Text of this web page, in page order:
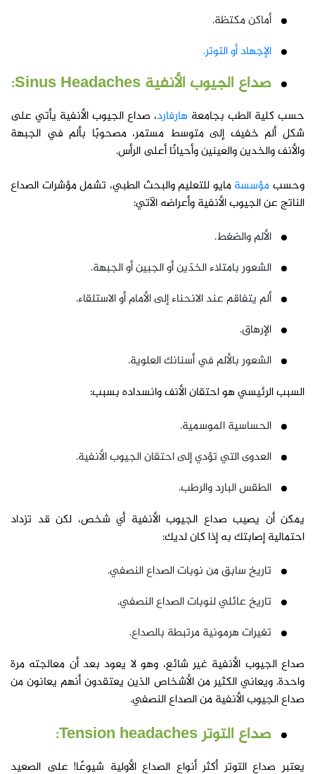
أماكن مكتظة.
الإجهاد أو التوتر.
صداع الجيوب الأنفية Sinus Headaches:
حسب كلية الطب بجامعة هارفارد، صداع الجيوب الأنفية يأتي على
شكل ألم خفيف إلى متوسط مستمر، مصحوبًا بألم في الجبهة
والأنف والخدين والعينين وأحيانًا أعلى الرأس.
وحسبمؤسسةمايو للتعليم والبحث الطبي، تشمل مؤشرات الصداع
الناتج عن الجيوب الأنفية وأعراضه الآتي:
الألم والضغط.
الشعور بامتلاء الخدّين أو الجبين أو الجبهة.
ألم يتفاقم عند الانحناء إلى الأمام أو الاستلقاء.
الإرهاق.
الشعور بالألم في أسنانك العلوية.
السبب الرئيسي هو احتقان الأنف وانسداده بسبب:
الحساسية الموسمية.
العدوى التي تؤدي إلى احتقان الجيوب الأنفية.
الطقس البارد والرطب.
يمكن أن يصيب صداع الجيوب الأنفية أي شخص، لكن قد تزداد
احتمالية إصابتك به إذا كان لديك:
تاريخ سابق من نوبات الصداع النصفي.
تاريخ عائلي لنوبات الصداع النصفي.
تغيرات هرمونية مرتبطة بالصداع.
صداع الجيوب الأنفية غير شائع، وهو لا يعود بعد أن معالجته مرة
واحدة. ويعاني الكثير من الأشخاص الذين يعتقدون أنهم يعانون من
صداع الجيوب الأنفية من الصداع النصفي.
صداع التوتر Tension headaches:
يعتبر صداع التوتر أكثر أنواع الصداع الأولية شيوعًا! على الصعيد